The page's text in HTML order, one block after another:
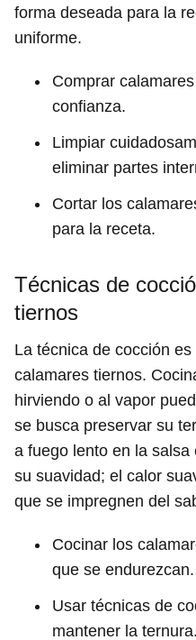
forma deseada para la
uniforme.
Comprar
confianza.
Limpiar
eliminar partes
Cortar los
para la receta.
Técnicas de
tiernos
La técnica de cocción
calamares tiernos.
hirviendo o al vapor
se busca preservar su
a fuego lento en la
su suavidad; el calor
que se impregnen del
Cocinar los
que se endurezcan.
Usar técnicas de
mantener la ternura.